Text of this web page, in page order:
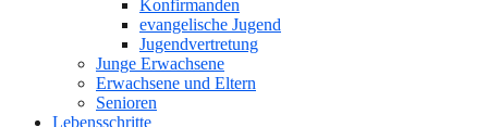
Konfirmanden
evangelische Jugend
Jugendvertretung
Junge Erwachsene
Erwachsene und Eltern
Senioren
Lebensschritte